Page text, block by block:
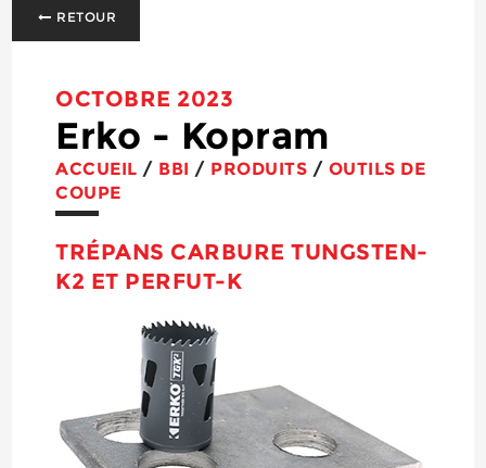
RETOUR
OCTOBRE 2023
Erko - Kopram
ACCUEIL / BBI / PRODUITS / OUTILS DE
COUPE
TRÉPANS CARBURE TUNGSTEN-
K2 ET PERFUT-K